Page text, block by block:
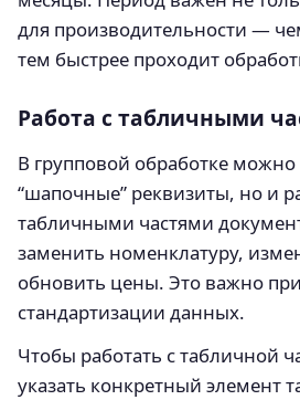
для производительности —
тем быстрее проходит
Работа с табличными
В групповой обработке
“шапочные” реквизиты, но и
табличными частями
заменить номенклатуру,
обновить цены. Это важно
стандартизации данных.
Чтобы работать с табличной
указать конкретный элемент